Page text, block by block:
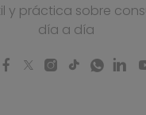
y práctica sobre
día a día